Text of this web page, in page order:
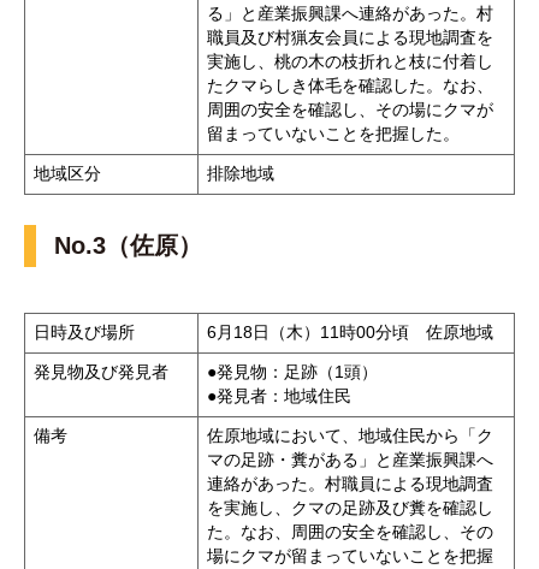
る」と産業振興課へ連絡があった。村
職員及び村猟友会員による現地調査を
実施し、桃の木の枝折れと枝に付着し
たクマらしき体毛を確認した。なお、
周囲の安全を確認し、その場にクマが
留まっていないことを把握した。
地域区分 排除地域
No.3（佐原）
日時及び場所 6月18日（木）11時00分頃 佐原地域
発見物及び発見者
●発見物：足跡（1頭）
●発見者：地域住民
備考
佐原地域において、地域住民から「ク
マの足跡・糞がある」と産業振興課へ
連絡があった。村職員による現地調査
を実施し、クマの足跡及び糞を確認し
た。なお、周囲の安全を確認し、その
場にクマが留まっていないことを把握